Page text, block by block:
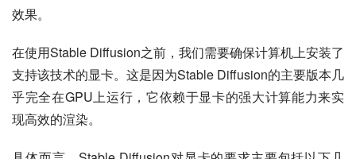
效果。
在使用Stable Diffusion之前，我们需要确保计算机上安装了
支持该技术的显卡。这是因为Stable Diffusion的主要版本几
乎完全在GPU上运行，它依赖于显卡的强大计算能力来实
现高效的渲染。